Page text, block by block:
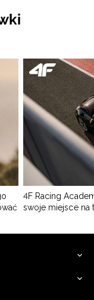
4F Racing
swoje miejsce na